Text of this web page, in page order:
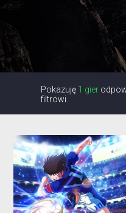
Pokazuję 1 gier
filtrowi.